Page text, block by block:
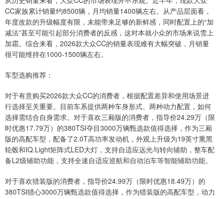
CC家族累计销量约8500辆，月均销量1400辆左右。从产品层面看，
年度改款的升级幅度有限，未能带来足够的新鲜感，同时配置上的“加
减法”甚至可能引起部分消费者的反感，这对本就小众的市场来说雪上
加霜。综合来看，2026款大众CC的销量表现难有大幅突破，月销量
很可能维持在1000-1500辆左右。
车型选购推荐：
对于有意购买2026款大众CC的消费者，根据配置差异和使用场景进
行选择至关重要。目前车系提供两种车身形式、两种动力配置，如何
选择需结合自身需求。对于喜欢三厢版的消费者，指导价24.29万（限
时优惠17.79万）的380TSI夺目3000万辆甄选款值得选择，作为三厢
版的高配车型，配备了2.0T高功率发动机，外观上升级为19英寸熏黑
轮毂和IQ.Light矩阵式LED大灯，支持自适应远光与转向辅助，整车配
备L2级辅助功能，支持全速自适应巡航和自动泊车等智能辅助功能。
对于喜欢猎装版的消费者，指导价24.99万（限时优惠18.49万）的
380TSI猎心3000万辆甄选款值得选择，作为猎装版的高配车型，动力